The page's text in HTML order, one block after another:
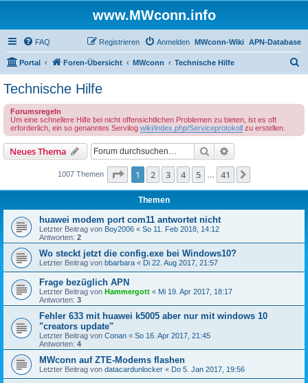
www.MWconn.info
FAQ APN-Database
MWconn-Wiki
Anmelden
Registrieren
Portal Foren-Übersicht MWconn Technische Hilfe
Technische Hilfe
Forumsregeln
Um eine schnellere Hilfe bei nicht offensichtlichen Problemen zu bieten, ist es oft
erforderlich, ein so genanntes Servilog wiki/index.php/Serviceprotokoll zu erstellen.
Neues Thema Suche
1007 Themen Seite 1von 41
1 2 3 4 5 41
Themen
huawei modem port com11 antwortet nicht
Letzter Beitrag von Boy2006 « So 11. Feb 2018, 14:12
Antworten: 2
Wo steckt jetzt die config.exe bei Windows10?
Letzter Beitrag von bbarbara « Di 22. Aug 2017, 21:57
Frage bezüglich APN
Letzter Beitrag von Hammergott « Mi 19. Apr 2017, 18:17
Antworten: 3
Fehler 633 mit huawei k5005 aber nur mit windows 10
"creators update"
Letzter Beitrag von Conan « So 16. Apr 2017, 21:45
Antworten: 4
MWconn auf ZTE-Modems flashen
Letzter Beitrag von datacardunlocker « Do 5. Jan 2017, 19:56